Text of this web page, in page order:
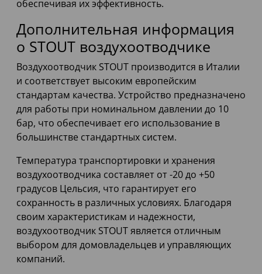
обеспечивая их эффективность.
Дополнительная информация
о STOUT воздухоотводчике
Воздухоотводчик STOUT производится в Италии
и соответствует высоким европейским
стандартам качества. Устройство предназначено
для работы при номинальном давлении до 10
бар, что обеспечивает его использование в
большинстве стандартных систем.
Температура транспортировки и хранения
воздухоотводчика составляет от -20 до +50
градусов Цельсия, что гарантирует его
сохранность в различных условиях. Благодаря
своим характеристикам и надежности,
воздухоотводчик STOUT является отличным
выбором для домовладельцев и управляющих
компаний.